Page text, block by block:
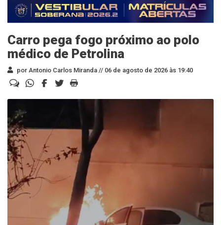
Carro pega fogo próximo ao polo
médico de Petrolina
por Antonio Carlos Miranda // 06 de agosto de 2026 às 19:40